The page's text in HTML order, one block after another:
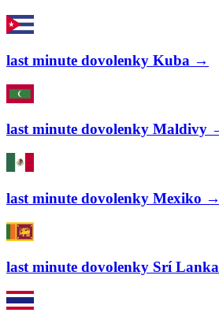
last minute dovolenky Kuba →
last minute dovolenky Maldivy
last minute dovolenky Mexiko →
last minute dovolenky Srí